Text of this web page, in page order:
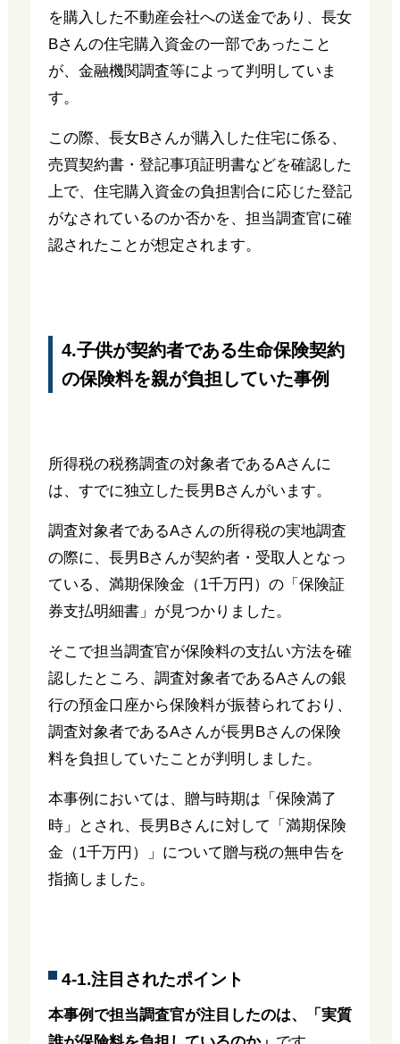
を購入した不動産会社への送金であり、長女
Bさんの住宅購入資金の一部であったこと
が、金融機関調査等によって判明していま
す。
この際、長女Bさんが購入した住宅に係る、
売買契約書・登記事項証明書などを確認した
上で、住宅購入資金の負担割合に応じた登記
がなされているのか否かを、担当調査官に確
認されたことが想定されます。
4.子供が契約者である生命保険契約
の保険料を親が負担していた事例
所得税の税務調査の対象者であるAさんに
は、すでに独立した長男Bさんがいます。
調査対象者であるAさんの所得税の実地調査
の際に、長男Bさんが契約者・受取人となっ
ている、満期保険金（1千万円）の「保険証
券支払明細書」が見つかりました。
そこで担当調査官が保険料の支払い方法を確
認したところ、調査対象者であるAさんの銀
行の預金口座から保険料が振替られており、
調査対象者であるAさんが長男Bさんの保険
料を負担していたことが判明しました。
本事例においては、贈与時期は「保険満了
時」とされ、長男Bさんに対して「満期保険
金（1千万円）」について贈与税の無申告を
指摘しました。
4-1.注目されたポイント
本事例で担当調査官が注目したのは、「実質